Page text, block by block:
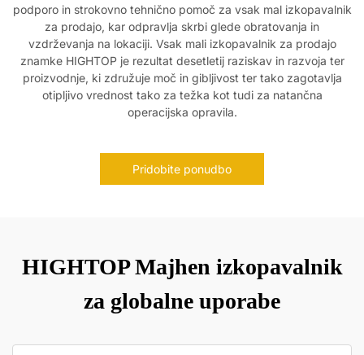
podporo in strokovno tehnično pomoč za vsak mal izkopavalnik
za prodajo, kar odpravlja skrbi glede obratovanja in
vzdrževanja na lokaciji. Vsak mali izkopavalnik za prodajo
znamke HIGHTOP je rezultat desetletij raziskav in razvoja ter
proizvodnje, ki združuje moč in gibljivost ter tako zagotavlja
otipljivo vrednost tako za težka kot tudi za natančna
operacijska opravila.
Pridobite ponudbo
HIGHTOP Majhen izkopavalnik
za globalne uporabe